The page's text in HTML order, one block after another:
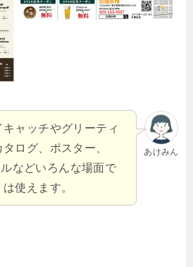
あけみん
ャッチやグリーティ
ログ、ポスター、
などいろんな場面で
使えます。